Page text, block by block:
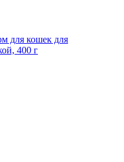
для кошек для
400 г